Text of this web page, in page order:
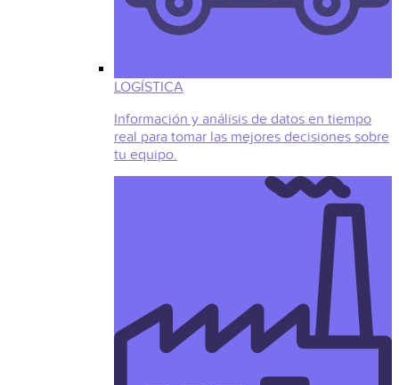
LOGÍSTICA
Información y análisis de datos en tiempo
real para tomar las mejores decisiones sobre
tu equipo.